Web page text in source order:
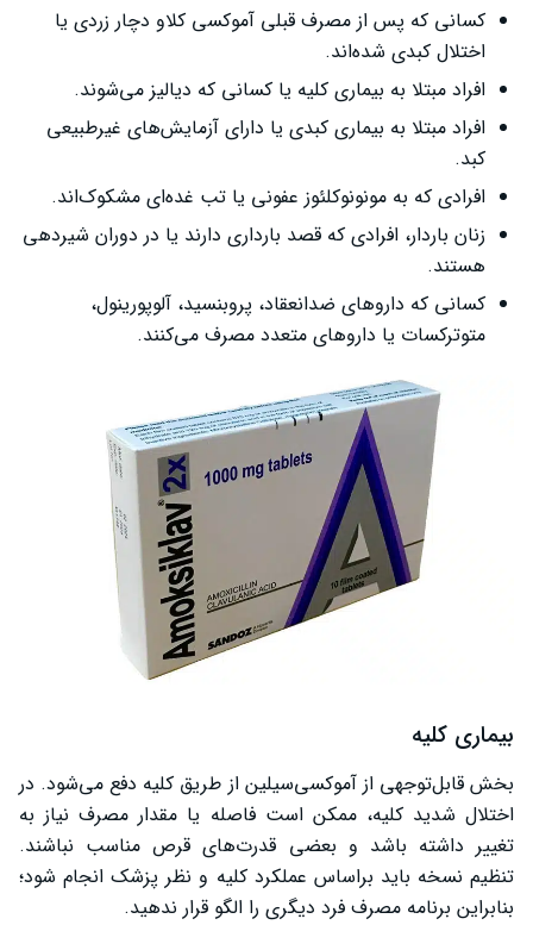
کسانی که پس از مصرف قبلی آموکسی کلاو دچار زردی یا
اختلال کبدی شده‌اند.
افراد مبتلا به بیماری کلیه یا کسانی که دیالیز می‌شوند.
افراد مبتلا به بیماری کبدی یا دارای آزمایش‌های غیرطبیعی
کبد.
افرادی که به مونونوکلئوز عفونی یا تب غده‌ای مشکوک‌اند.
زنان باردار، افرادی که قصد بارداری دارند یا در دوران شیردهی
هستند.
کسانی که داروهای ضدانعقاد، پروبنسید، آلوپورینول،
متوترکسات یا داروهای متعدد مصرف می‌کنند.
بیماری کلیه
بخش قابل‌توجهی از آموکسی‌سیلین از طریق کلیه دفع می‌شود. در
اختلال شدید کلیه، ممکن است فاصله یا مقدار مصرف نیاز به
تغییر داشته باشد و بعضی قدرت‌های قرص مناسب نباشند.
تنظیم نسخه باید براساس عملکرد کلیه و نظر پزشک انجام شود؛
بنابراین برنامه مصرف فرد دیگری را الگو قرار ندهید.